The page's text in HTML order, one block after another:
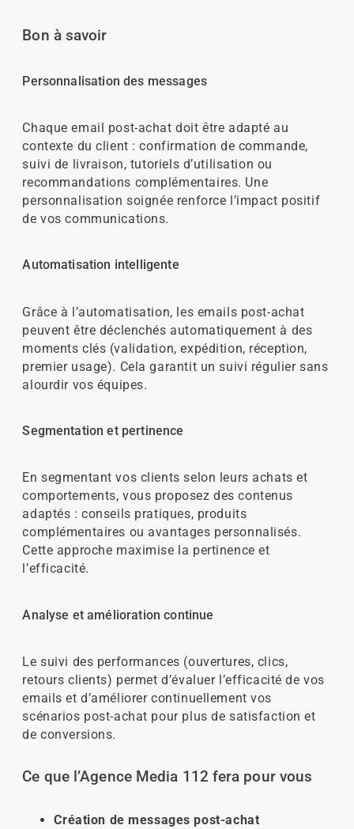
Bon à savoir
Personnalisation des messages
Chaque email post-achat doit être adapté au
contexte du client : confirmation de commande,
suivi de livraison, tutoriels d’utilisation ou
recommandations complémentaires. Une
personnalisation soignée renforce l’impact positif
de vos communications.
Automatisation intelligente
Grâce à l’automatisation, les emails post-achat
peuvent être déclenchés automatiquement à des
moments clés (validation, expédition, réception,
premier usage). Cela garantit un suivi régulier sans
alourdir vos équipes.
Segmentation et pertinence
En segmentant vos clients selon leurs achats et
comportements, vous proposez des contenus
adaptés : conseils pratiques, produits
complémentaires ou avantages personnalisés.
Cette approche maximise la pertinence et
l’efficacité.
Analyse et amélioration continue
Le suivi des performances (ouvertures, clics,
retours clients) permet d’évaluer l’efficacité de vos
emails et d’améliorer continuellement vos
scénarios post-achat pour plus de satisfaction et
de conversions.
Ce que l’Agence Media 112 fera pour vous
Création de messages post-achat